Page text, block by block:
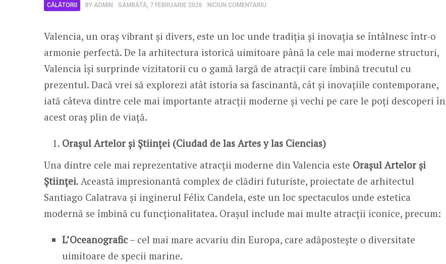
CĂLĂTORII BY ADMIN SÂMBĂTĂ, 7 FEBRUARIE 2026 NICIUN COMENTARIU
Valencia, un oraș vibrant și divers, este un loc unde tradiția și inovația se întâlnesc într-o
armonie perfectă. De la arhitectura istorică uimitoare până la cele mai moderne structuri,
Valencia își surprinde vizitatorii cu o gamă largă de atracții care îmbină trecutul cu
prezentul. Dacă vrei să explorezi atât istoria sa fascinantă, cât și inovațiile contemporane,
iată câteva dintre cele mai importante atracții moderne și vechi pe care le poți descoperi în
acest oraș plin de viață.
Orașul Artelor și Științei (Ciudad de las Artes y las Ciencias)
Una dintre cele mai reprezentative atracții moderne din Valencia este Orașul Artelor și
Științei. Această impresionantă complex de clădiri futuriste, proiectate de arhitectul
Santiago Calatrava și inginerul Félix Candela, este un loc spectaculos unde estetica
modernă se îmbină cu funcționalitatea. Orașul include mai multe atracții iconice, precum:
L’Oceanografic – cel mai mare acvariu din Europa, care adăpostește o diversitate
uimitoare de specii marine.